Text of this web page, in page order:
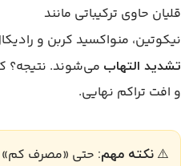
قلیان حاوی ترکیباتی مانند
نیکوتین، منواکسید کربن و
تشدید التهاب می‌شوند. نتیجه؟
و افت تراکم نهایی.
⚠️ نکته مهم: حتی «مصرف کم»